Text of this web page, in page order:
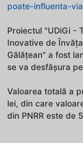
poate-influenta-
Proiectul "UDiGi -
Inovative de
Gălățean" a fost
se va desfășura
Valoarea totală a
lei, din care
din PNRR este de